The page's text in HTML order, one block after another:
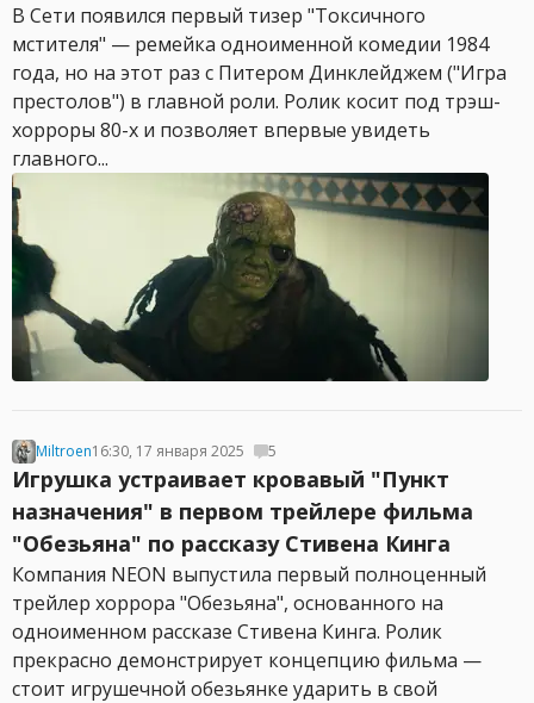
В Сети появился первый тизер "Токсичного
мстителя" — ремейка одноименной комедии 1984
года, но на этот раз с Питером Динклейджем ("Игра
престолов") в главной роли. Ролик косит под трэш-
хорроры 80-х и позволяет впервые увидеть
главного...
Miltroen16:30, 17 января 2025 5
Игрушка устраивает кровавый "Пункт
назначения" в первом трейлере фильма
"Обезьяна" по рассказу Стивена Кинга
Компания NEON выпустила первый полноценный
трейлер хоррора "Обезьяна", основанного на
одноименном рассказе Стивена Кинга. Ролик
прекрасно демонстрирует концепцию фильма —
стоит игрушечной обезьянке ударить в свой